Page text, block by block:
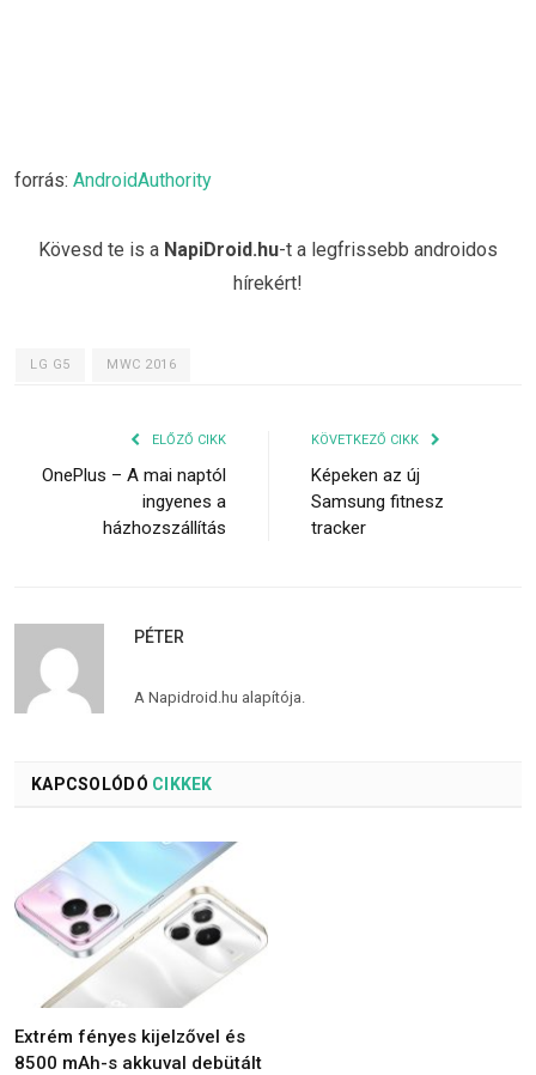
forrás: AndroidAuthority
Kövesd te is a NapiDroid.hu-t a legfrissebb androidos
hírekért!
LG G5 MWC 2016
ELŐZŐ CIKK
OnePlus – A mai naptól
ingyenes a
házhozszállítás
KÖVETKEZŐ CIKK
Képeken az új
Samsung fitnesz
tracker
PÉTER
A Napidroid.hu alapítója.
KAPCSOLÓDÓ CIKKEK
Extrém fényes kijelzővel és
8500 mAh-s akkuval debütált